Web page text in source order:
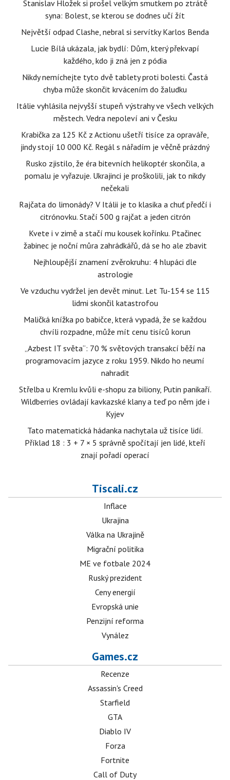
Stanislav Hložek si prošel velkým smutkem po ztrátě
syna: Bolest, se kterou se dodnes učí žít
Největší odpad Clashe, nebral si servítky Karlos Benda
Lucie Bílá ukázala, jak bydlí: Dům, který překvapí
každého, kdo ji zná jen z pódia
Nikdy nemíchejte tyto dvě tablety proti bolesti. Častá
chyba může skončit krvácením do žaludku
Itálie vyhlásila nejvyšší stupeň výstrahy ve všech velkých
městech. Vedra nepoleví ani v Česku
Krabička za 125 Kč z Actionu ušetří tisíce za opraváře,
jindy stojí 10 000 Kč. Regál s nářadím je věčně prázdný
Rusko zjistilo, že éra bitevních helikoptér skončila, a
pomalu je vyřazuje. Ukrajinci je proškolili, jak to nikdy
nečekali
Rajčata do limonády? V Itálii je to klasika a chuť předčí i
citrónovku. Stačí 500 g rajčat a jeden citrón
Kvete i v zimě a stačí mu kousek kořínku. Ptačinec
žabinec je noční můra zahrádkářů, dá se ho ale zbavit
Nejhloupější znamení zvěrokruhu: 4 hlupáci dle
astrologie
Ve vzduchu vydržel jen devět minut. Let Tu-154 se 115
lidmi skončil katastrofou
Maličká knížka po babičce, která vypadá, že se každou
chvíli rozpadne, může mít cenu tisíců korun
„Azbest IT světa“: 70 % světových transakcí běží na
programovacím jazyce z roku 1959. Nikdo ho neumí
nahradit
Střelba u Kremlu kvůli e-shopu za biliony, Putin panikaří.
Wildberries ovládají kavkazské klany a teď po něm jde i
Kyjev
Tato matematická hádanka nachytala už tisíce lidí.
Příklad 18 : 3 + 7 × 5 správně spočítají jen lidé, kteří
znají pořadí operací
Tiscali.cz
Inflace
Ukrajina
Válka na Ukrajině
Migrační politika
ME ve fotbale 2024
Ruský prezident
Ceny energií
Evropská unie
Penzijní reforma
Vynález
Games.cz
Recenze
Assassin's Creed
Starfield
GTA
Diablo IV
Forza
Fortnite
Call of Duty